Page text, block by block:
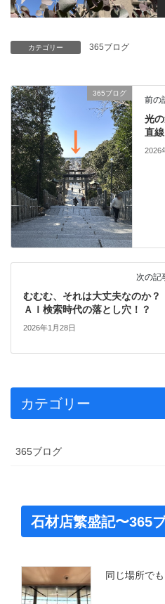
カテゴリー 365ブログ
365ブログ
前の
光
直
2026
次の記
むむむ、それは大丈夫なのか？
ＡＩ検索時代の落とし穴！？
2026年1月28日
カテゴリー
365ブログ
石材店繁盛記〜365
同じ場所で